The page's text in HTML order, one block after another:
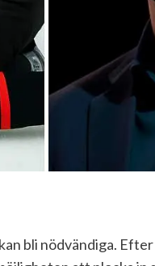
bli nödvändiga.